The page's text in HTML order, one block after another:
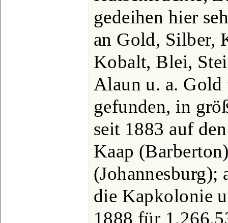
gedeihen hier
an Gold, Silber,
Kobalt, Blei,
Alaun u. a.
gefunden, in
seit 1883 auf
Kaap
(Johannesburg);
die Kapkolonie
1888 für